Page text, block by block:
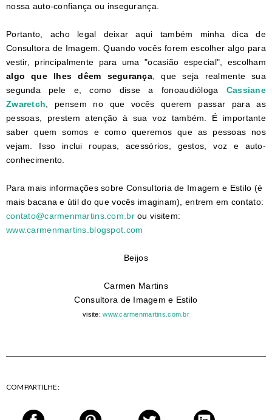
nossa auto-confiança ou insegurança.
Portanto, acho legal deixar aqui também minha dica de
Consultora de Imagem. Quando vocês forem escolher algo para
vestir, principalmente para uma "ocasião especial", escolham
algo que lhes dêem segurança , que seja realmente sua
segunda pele e, como disse a fonoaudióloga Cassiane
Zwaretch , pensem no que vocês querem passar para as
pessoas, prestem atenção à sua voz também. É importante
saber quem somos e como queremos que as pessoas nos
vejam. Isso inclui roupas, acessórios, gestos, voz e auto-
conhecimento.
Para mais informações sobre Consultoria de Imagem e Estilo (é
mais bacana e útil do que vocês imaginam), entrem em contato:
contato@carmenmartins.com.brou visitem:
www.carmenmartins.blogspot.com
Beijos
Carmen Martins
Consultora de Imagem e Estilo
visite:www.carmenmartins.com.br
COMPARTILHE: